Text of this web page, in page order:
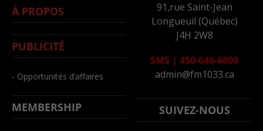
À PROPOS
PUBLICITÉ
- Opportunités d’affaires
MEMBERSHIP
91,rue Saint-Jean
Longueuil (Québec)
J4H 2W8
SMS | 450-646-6800
admin@fm1033.ca
SUIVEZ-NOUS